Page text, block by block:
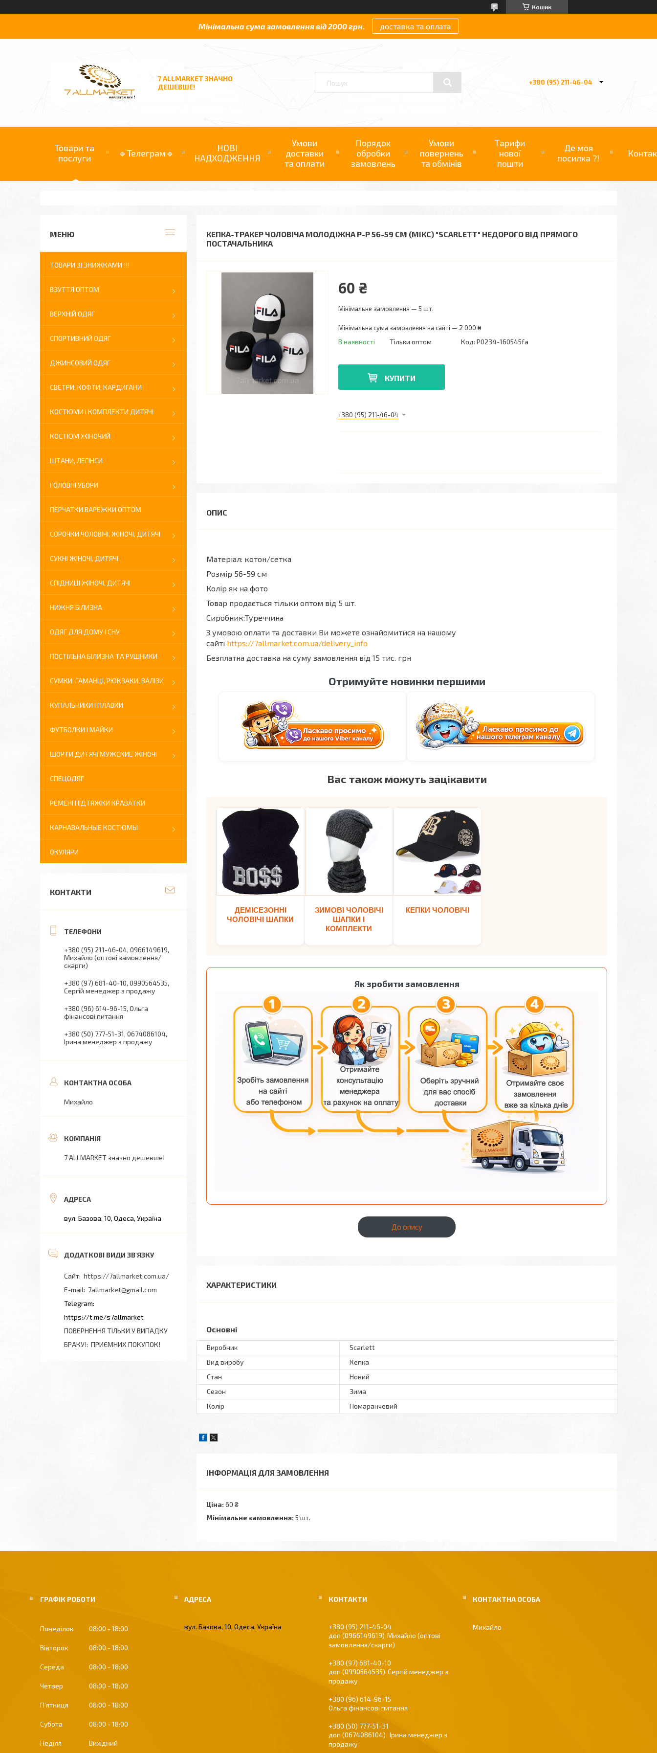
Кошик
Мінімальна сума замовлення від 2000 грн. доставка та оплата
7 ALLMARKET ЗНАЧНО
ДЕШЕВШЕ!
+380 (95) 211-46-04
Товари та
послуги
🔹Телеграм🔹
НОВІ
НАДХОДЖЕННЯ
Умови
доставки
та оплати
Порядок
обробки
замовлень
Умови
повернень
та обмінів
Тарифи
нової
пошти
Де моя
посилка ?!
КЕПКА-ТРАКЕР ЧОЛОВІЧА МОЛОДІЖНА Р-Р 56-59 СМ (МІКС) "SCARLETT" НЕДОРОГО ВІД ПРЯМОГО
ПОСТАЧАЛЬНИКА
60 ₴
Мінімальне замовлення — 5 шт.
Мінімальна сума замовлення на сайті — 2 000 ₴
В наявності Тільки оптом Код: P0234-160545fa
КУПИТИ
+380 (95) 211-46-04
Матеріал: котон/сетка
Розмір 56-59 см
Колір як на фото
Товар продається тільки оптом від 5 шт.
Сиробник:Туреччина
З умовою оплати та доставки Ви можете ознайомитися на нашому
сайті https://7allmarket.com.ua/delivery_info
Безплатна доставка на суму замовлення від 15 тис. грн
Отримуйте новинки першими
Вас також можуть зацікавити
ДЕМІСЕЗОННІ
ЧОЛОВІЧІ ШАПКИ
ЗИМОВІ ЧОЛОВІЧІ
ШАПКИ І
КОМПЛЕКТИ
КЕПКИ ЧОЛОВІЧІ
Як зробити замовлення
До опису
ХАРАКТЕРИСТИКИ
Основні
Виробник
Scarlett
Вид виробу
Кепка
Стан
Новий
Сезон
Зима
Колір
Помаранчевий
ІНФОРМАЦІЯ ДЛЯ ЗАМОВЛЕННЯ
Ціна: 60 ₴
Мінімальне замовлення: 5 шт.
ТОВАРИ ЗІ ЗНИЖКАМИ !!!
ВЗУТТЯ ОПТОМ
ВЕРХНІЙ ОДЯГ
СПОРТИВНИЙ ОДЯГ
ДЖИНСОВИЙ ОДЯГ
СВЕТРИ, КОФТИ, КАРДИГАНИ
КОСТЮМИ І КОМПЛЕКТИ ДИТЯЧІ
КОСТЮМ ЖІНОЧИЙ
ШТАНИ, ЛЕГІНСИ
ГОЛОВНІ УБОРИ
ПЕРЧАТКИ ВАРЕЖКИ ОПТОМ
СОРОЧКИ ЧОЛОВІЧІ, ЖІНОЧІ, ДИТЯЧІ
СУКНІ ЖІНОЧІ, ДИТЯЧІ
СПІДНИЦІ ЖІНОЧІ, ДИТЯЧІ
НИЖНЯ БІЛИЗНА
ОДЯГ ДЛЯ ДОМУ І СНУ
ПОСТІЛЬНА БІЛИЗНА ТА РУШНИКИ
СУМКИ, ГАМАНЦІ, РЮКЗАКИ, ВАЛІЗИ
КУПАЛЬНИКИ І ПЛАВКИ
ФУТБОЛКИ І МАЙКИ
ШОРТИ ДИТЯЧІ МУЖСКИЕ ЖІНОЧІ
СПЕЦОДЯГ
РЕМЕНІ ПІДТЯЖКИ КРАВАТКИ
КАРНАВАЛЬНЫЕ КОСТЮМЫ
ОКУЛЯРИ
КОНТАКТИ
+380 (95) 211-46-04 0966149619
Михайло (оптові замовлення/
скарги)
+380 (97) 681-40-10 0990564535
Сергій менеджер з продажу
+380 (96) 614-96-15 Ольга
фінансові питання
+380 (50) 777-51-31 0674086104
Ірина менеджер з продажу
Михайло
7 ALLMARKET значно дешевше!
вул. Базова, 10, Одеса, Україна
https://7allmarket.com.ua/
7allmarket@gmail.com
https://t.me/s7allmarket
ПОВЕРНЕННЯ ТІЛЬКИ У ВИПАДКУ
БРАКУ! ПРИЄМНИХ ПОКУПОК!
ГРАФІК РОБОТИ
Понеділок 08:00 18:00
Вівторок 08:00 18:00
Середа 08:00 18:00
Четвер 08:00 18:00
Пʼятниця 08:00 18:00
Субота 08:00 18:00
Неділя Вихідний
вул. Базова, 10, Одеса, Україна
+380 (95) 211-46-04
0966149619
Михайло (оптові
замовлення/скарги)
+380 (97) 681-40-10
0990564535
Сергій менеджер з
продажу
+380 (96) 614-96-15
Ольга фінансові питання
+380 (50) 777-51-31
0674086104
Ірина менеджер з
продажу
Михайло